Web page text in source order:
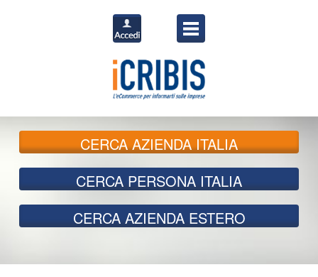
CERCAAZIENDA ITALIA
CERCA PERSONA ITALIA
CERCA AZIENDA ESTERO